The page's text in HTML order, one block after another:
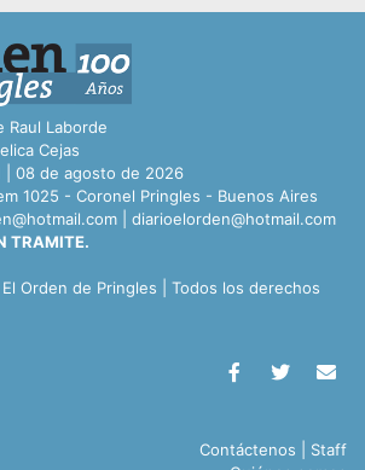
Raul Laborde
Cejas
| 08 de agosto de 2026
1025 - Coronel Pringles - Buenos Aires
diarioelorden@hotmail.com
TRAMITE.
Orden de Pringles | Todos los derechos
Contáctenos
Staff